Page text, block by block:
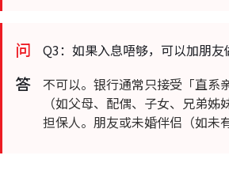
问 Q3：如果入息唔够，可以加朋友
答
不可以。银行通常只接受「直系
（如父母、配偶、子女、兄弟姊
人。朋友或未婚伴侣（如未有拟
不可以。银行通常只接受「直系亲属
（如父母、配偶、子女、兄弟姊
担保人。朋友或未婚伴侣（如未